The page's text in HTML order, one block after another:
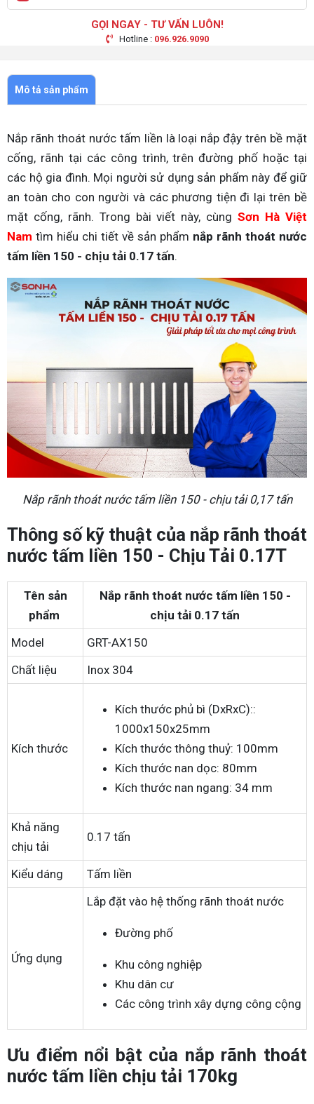
GỌI NGAY - TƯ VẤN LUÔN!
Hotline : 096.926.9090
Mô tả sản phẩm
Nắp rãnh thoát nước tấm liền là loại nắp đậy trên bề mặt
cống, rãnh tại các công trình, trên đường phố hoặc tại
các hộ gia đình. Mọi người sử dụng sản phẩm này để giữ
an toàn cho con người và các phương tiện đi lại trên bề
mặt cống, rãnh. Trong bài viết này, cùngSơn Hà Việt
Nam tìm hiểu chi tiết về sản phẩm nắp rãnh thoát nước
tấm liền 150 - chịu tải 0.17 tấn.
Nắp rãnh thoát nước tấm liền 150 - chịu tải 0,17 tấn
Thông số kỹ thuật của nắp rãnh thoát
nước tấm liền 150 - Chịu Tải 0.17T
Tên sản
phẩm
Nắp rãnh thoát nước tấm liền 150 -
chịu tải 0.17 tấn
Model
GRT-AX150
Chất liệu
Inox 304
Kích thước
Kích thước phủ bì (DxRxC)::
1000x150x25mm
Kích thước thông thuỷ: 100mm
Kích thước nan dọc: 80mm
Kích thước nan ngang: 34 mm
Khả năng
chịu tải
0.17 tấn
Kiểu dáng Tấm liền
Ứng dụng
Lắp đặt vào hệ thống rãnh thoát nước
Đường phố
Khu công nghiệp
Khu dân cư
Các công trình xây dựng công cộng
Ưu điểm nổi bật của nắp rãnh thoát
nước tấm liền chịu tải 170kg